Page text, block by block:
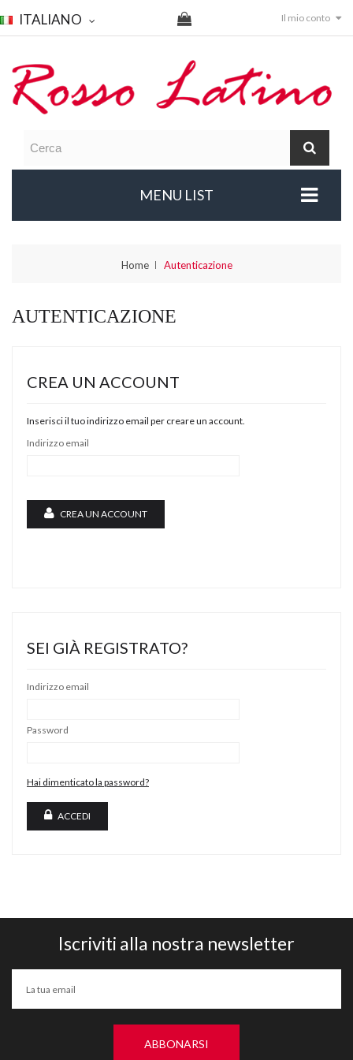
Il mio conto
ITALIANO
MENU LIST
Home Autenticazione
AUTENTICAZIONE
CREA UN ACCOUNT
Inserisci il tuo indirizzo email per creare un account.
Indirizzo email
CREA UN ACCOUNT
SEI GIÀ REGISTRATO?
Indirizzo email
Password
Hai dimenticato la password?
ACCEDI
Iscriviti alla nostra newsletter
ABBONARSI